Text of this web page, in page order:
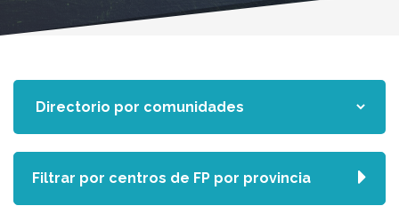
Filtrar por centros de FP por provincia